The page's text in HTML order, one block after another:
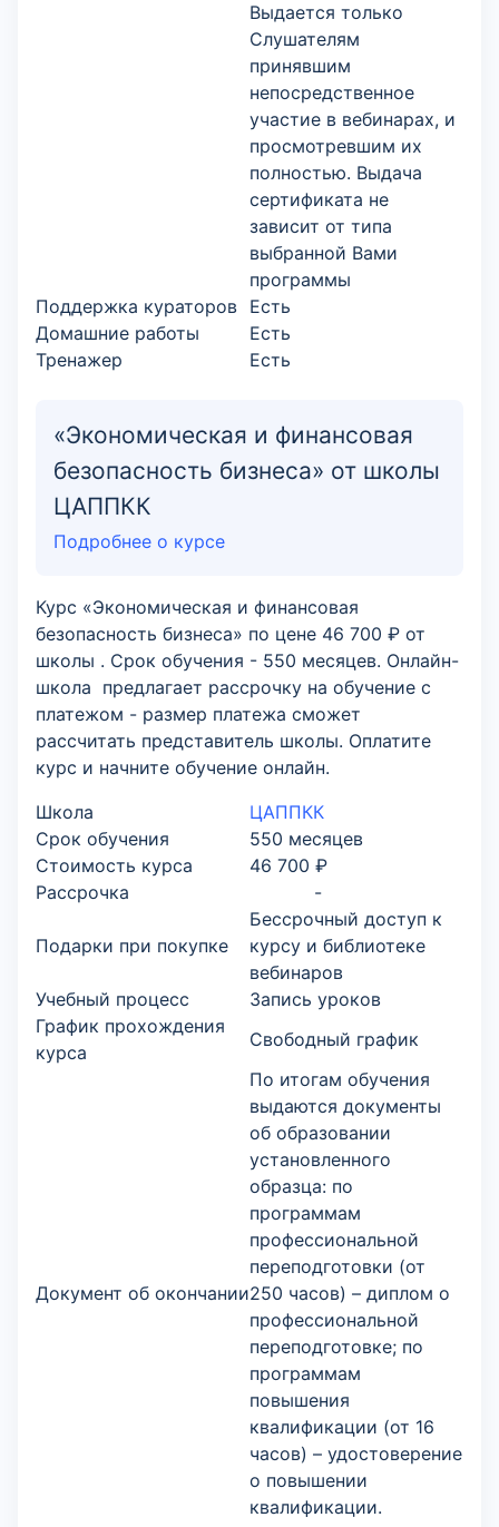
Выдается только
Слушателям
принявшим
непосредственное
участие в вебинарах, и
просмотревшим их
полностью. Выдача
сертификата не
зависит от типа
выбранной Вами
программы
Поддержка кураторов Есть
Домашние работы
Есть
Тренажер
Есть
«Экономическая и финансовая
безопасность бизнеса» от школы
ЦАППКК
Подробнее о курсе
Курс «Экономическая и финансовая
безопасность бизнеса» по цене 46 700 ₽ от
школы . Срок обучения - 550 месяцев. Онлайн-
школа предлагает рассрочку на обучение с
платежом - размер платежа сможет
рассчитать представитель школы. Оплатите
курс и начните обучение онлайн.
Школа
ЦАППКК
Срок обучения
550 месяцев
Стоимость курса
46 700 ₽
Рассрочка
-
Подарки при покупке
Бессрочный доступ к
курсу и библиотеке
вебинаров
Учебный процесс
Запись уроков
График прохождения
курса
Свободный график
Документ об окончании
По итогам обучения
выдаются документы
об образовании
установленного
образца: по
программам
профессиональной
переподготовки (от
250 часов) – диплом о
профессиональной
переподготовке; по
программам
повышения
квалификации (от 16
часов) – удостоверение
о повышении
квалификации.